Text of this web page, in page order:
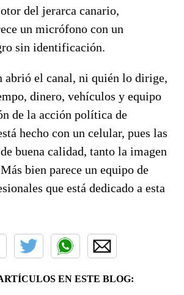
del jerarca canario,
un micrófono con un
sin identificación.
abrió el canal, ni quién lo dirige,
dinero, vehículos y equipo
de la acción política de
hecho con un celular, pues las
buena calidad, tanto la imagen
bien parece un equipo de
que está dedicado a esta
EN ESTE BLOG: